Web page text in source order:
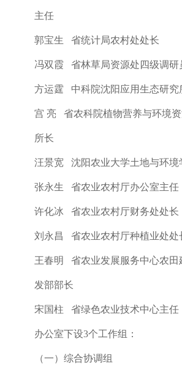
主任
郭宝生 省统计局农村处处长
冯双霞 省林草局资源处四级调研
方运霆 中科院沈阳应用生态研究
宫 亮 省农科院植物营养与环境
所长
汪景宽 沈阳农业大学土地与环境
张永生 省农业农村厅办公室主任
许化冰 省农业农村厅财务处处长
刘永昌 省农业农村厅种植业处处
王春明 省农业发展服务中心农田
发部部长
宋国柱 省绿色农业技术中心主任
办公室下设3个工作组：
（一）综合协调组